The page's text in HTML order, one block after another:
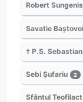
Robert Sungenis
Savatie Baștovoi
† P.S.
Sebi Șufariu 2
Sfântul